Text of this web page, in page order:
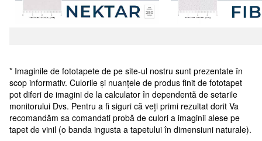
* Imaginile de fototapete de pe site-ul nostru sunt prezentate în
scop informativ. Culorile și nuanțele de produs finit de fototapet
pot diferi de imagini de la calculator în dependentă de setarile
monitorului Dvs. Pentru a fi siguri că veți primi rezultat dorit Va
recomandăm sa comandati probă de culori a imaginii alese pe
tapet de vinil (o banda ingusta a tapetului în dimensiuni naturale).